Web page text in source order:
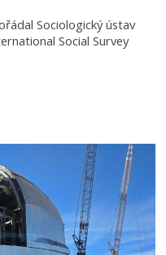
Sociologický ústav
Social Survey